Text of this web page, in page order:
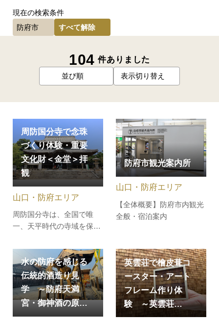
現在の検索条件
防府市
すべて解除
104 件ありました
並び順 表示切り替え
周防国分寺で念珠
づくり体験・重要
文化財＜金堂＞拝
観
周防国分寺は、全国で唯
一、天平時代の寺域を保ち
て国史跡に指定されていま
す。職員の特別案内（事前
予約必要）で、重要文化財
の金堂をはじめ、重要文化
財の薬師如来坐像・日光・
月光菩薩・四天王立像の拝
山口・防府エリア
防府市観光案内所
【全体概要】防府市内観光
全般・宿泊案内
山口・防府エリア
水の防府を感じる
伝統的酒造り見
学 ～防府天満
宮・御神酒の原…
英雲荘で檜皮葺コ
ースター・アート
フレーム作り体
験 ～英雲荘…